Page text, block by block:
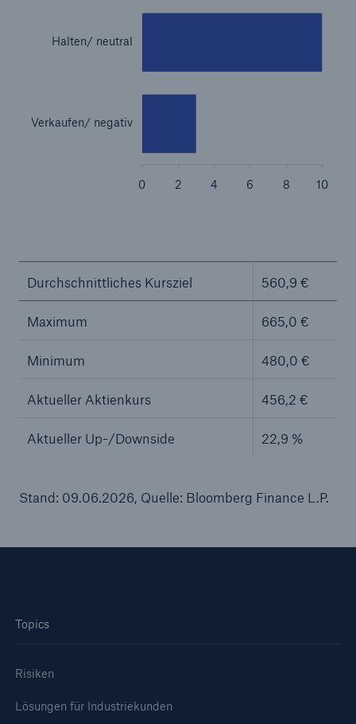
Durchschnittliches Kursziel 560,9 €
Maximum 665,0 €
Minimum 480,0 €
Aktueller Aktienkurs 456,2 €
Aktueller Up-/Downside 22,9 %
Stand: 09.06.2026, Quelle: Bloomberg Finance L.P.
Topics
Risiken
Lösungen für Industriekunden
Versicherungslücke: der Anteil der nicht
versicherten Schäden aus Naturkatastrophen
seit 1980 beträgt
Sachdeckung durch einen leistungsfähigen